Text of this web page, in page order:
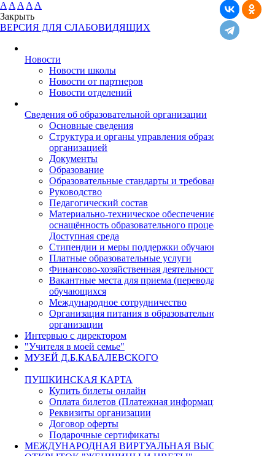
A A A A A
Закрыть
ВЕРСИЯ ДЛЯ СЛАБОВИДЯЩИХ
Новости
Новости школы
Новости от партнеров
Новости отделений
Cведения об образовательной организации
Основные сведения
Структура и органы управления образовательной
организацией
Документы
Образование
Образовательные стандарты и требования
Руководство
Педагогический состав
Материально-техническое обеспечение и
оснащённость образовательного процесса.
Доступная среда
Стипендии и меры поддержки обучающихся
Платные образовательные услуги
Финансово-хозяйственная деятельность
Вакантные места для приема (перевода)
обучающихся
Международное сотрудничество
Организация питания в образовательной
организации
Интервью с директором
"Учителя в моей семье"
МУЗЕЙ Д.Б.КАБАЛЕВСКОГО
ПУШКИНСКАЯ КАРТА
Купить билеты онлайн
Оплата билетов (Платежная информация)
Реквизиты организации
Договор оферты
Подарочные сертификаты
МЕЖДУНАРОДНАЯ ВИРТУАЛЬНАЯ ВЫСТАВКА